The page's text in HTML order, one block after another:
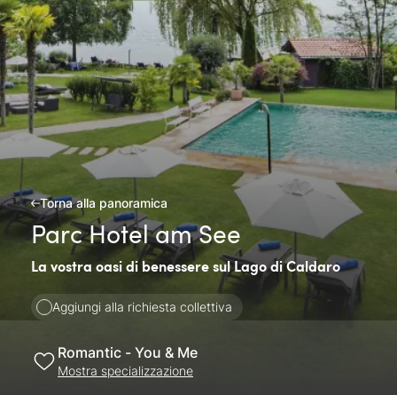
Torna alla panoramica
Parc Hotel am See
La vostra oasi di benessere sul Lago di Caldaro
Aggiungi alla richiesta collettiva
Romantic - You & Me
Mostra specializzazione